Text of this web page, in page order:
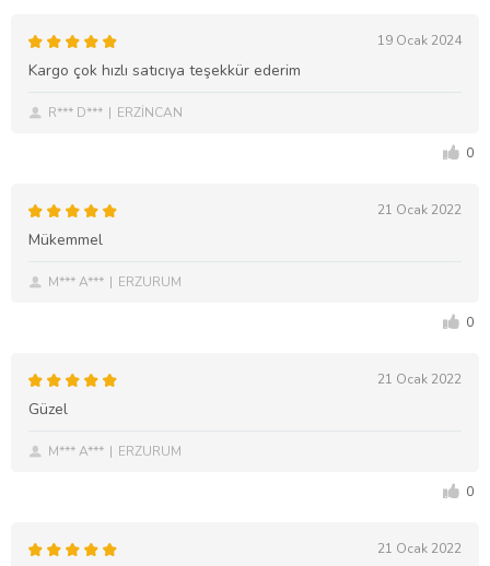
19 Ocak 2024
Kargo çok hızlı satıcıya teşekkür ederim
R*** D*** ERZİNCAN
0
21 Ocak 2022
Mükemmel
M*** A*** ERZURUM
0
21 Ocak 2022
Güzel
M*** A*** ERZURUM
0
21 Ocak 2022